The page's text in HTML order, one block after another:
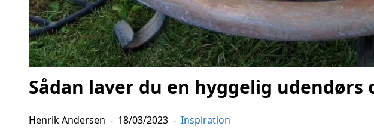
Sådan laver du en hyggelig udendørs
Henrik Andersen - 18/03/2023 - Inspiration